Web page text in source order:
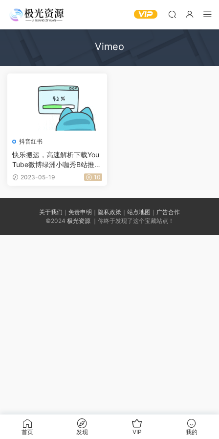
Vimeo
抖音红书
快乐搬运，高速解析下载You
Tube微博绿洲小咖秀B站推特
Ins等二十余个平台视频
2023-05-19 10
关于我们 ｜ 免责申明 ｜ 隐私政策 ｜ 站点地图 ｜ 广告合作
©2024 极光资源｜你终于发现了这个宝藏站点！
首页 发现 VIP 我的